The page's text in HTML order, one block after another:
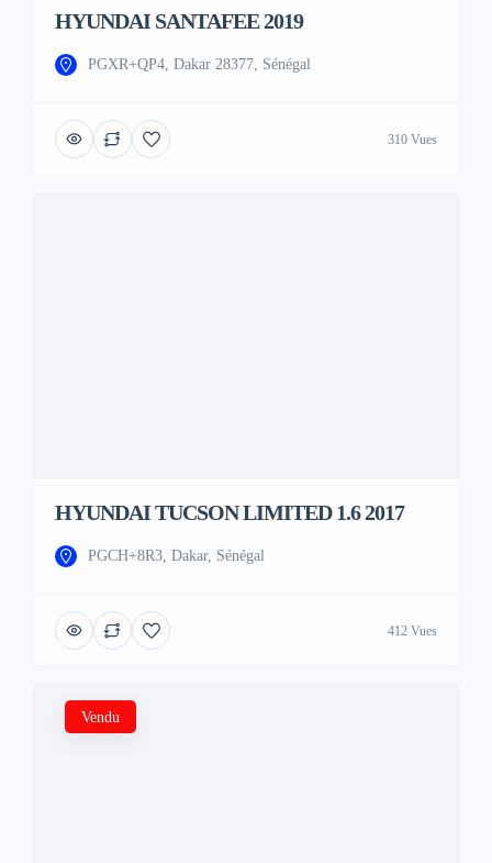
HYUNDAI SANTAFEE 2019
PGXR+QP4, Dakar 28377, Sénégal
310 Vues
HYUNDAI TUCSON LIMITED 1.6 2017
PGCH+8R3, Dakar, Sénégal
412 Vues
Vendu